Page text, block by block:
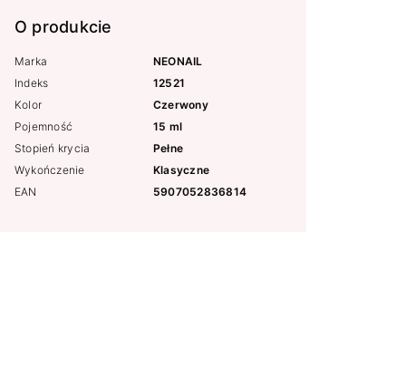
O produkcie
Marka
NEONAIL
Indeks
12521
Kolor
Czerwony
Pojemność
15 ml
Stopień krycia
Pełne
Wykończenie
Klasyczne
EAN
5907052836814